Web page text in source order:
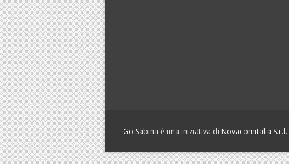
Go Sabina è una iniziativa di Novacomitalia S.r.l.